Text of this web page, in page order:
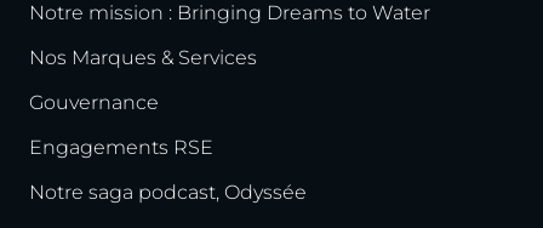
Notre mission : Bringing Dreams to Water
Nos Marques & Services
Gouvernance
Engagements RSE
Notre saga podcast, Odyssée